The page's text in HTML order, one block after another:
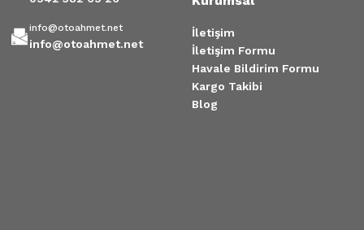
info@otoahmet.net
info@otoahmet.net
İletişim
İletişim Formu
Havale Bildirim Formu
Kargo Takibi
Blog